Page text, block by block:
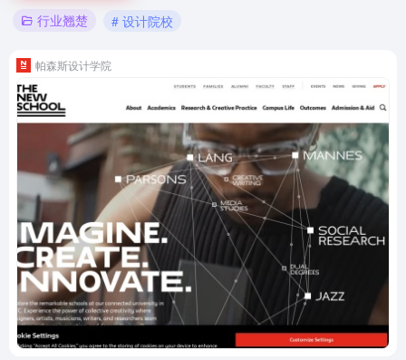
行业翘楚 # 设计院校
帕森斯设计学院